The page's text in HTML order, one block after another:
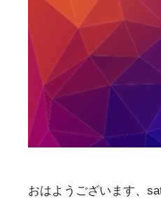
おはようございます、